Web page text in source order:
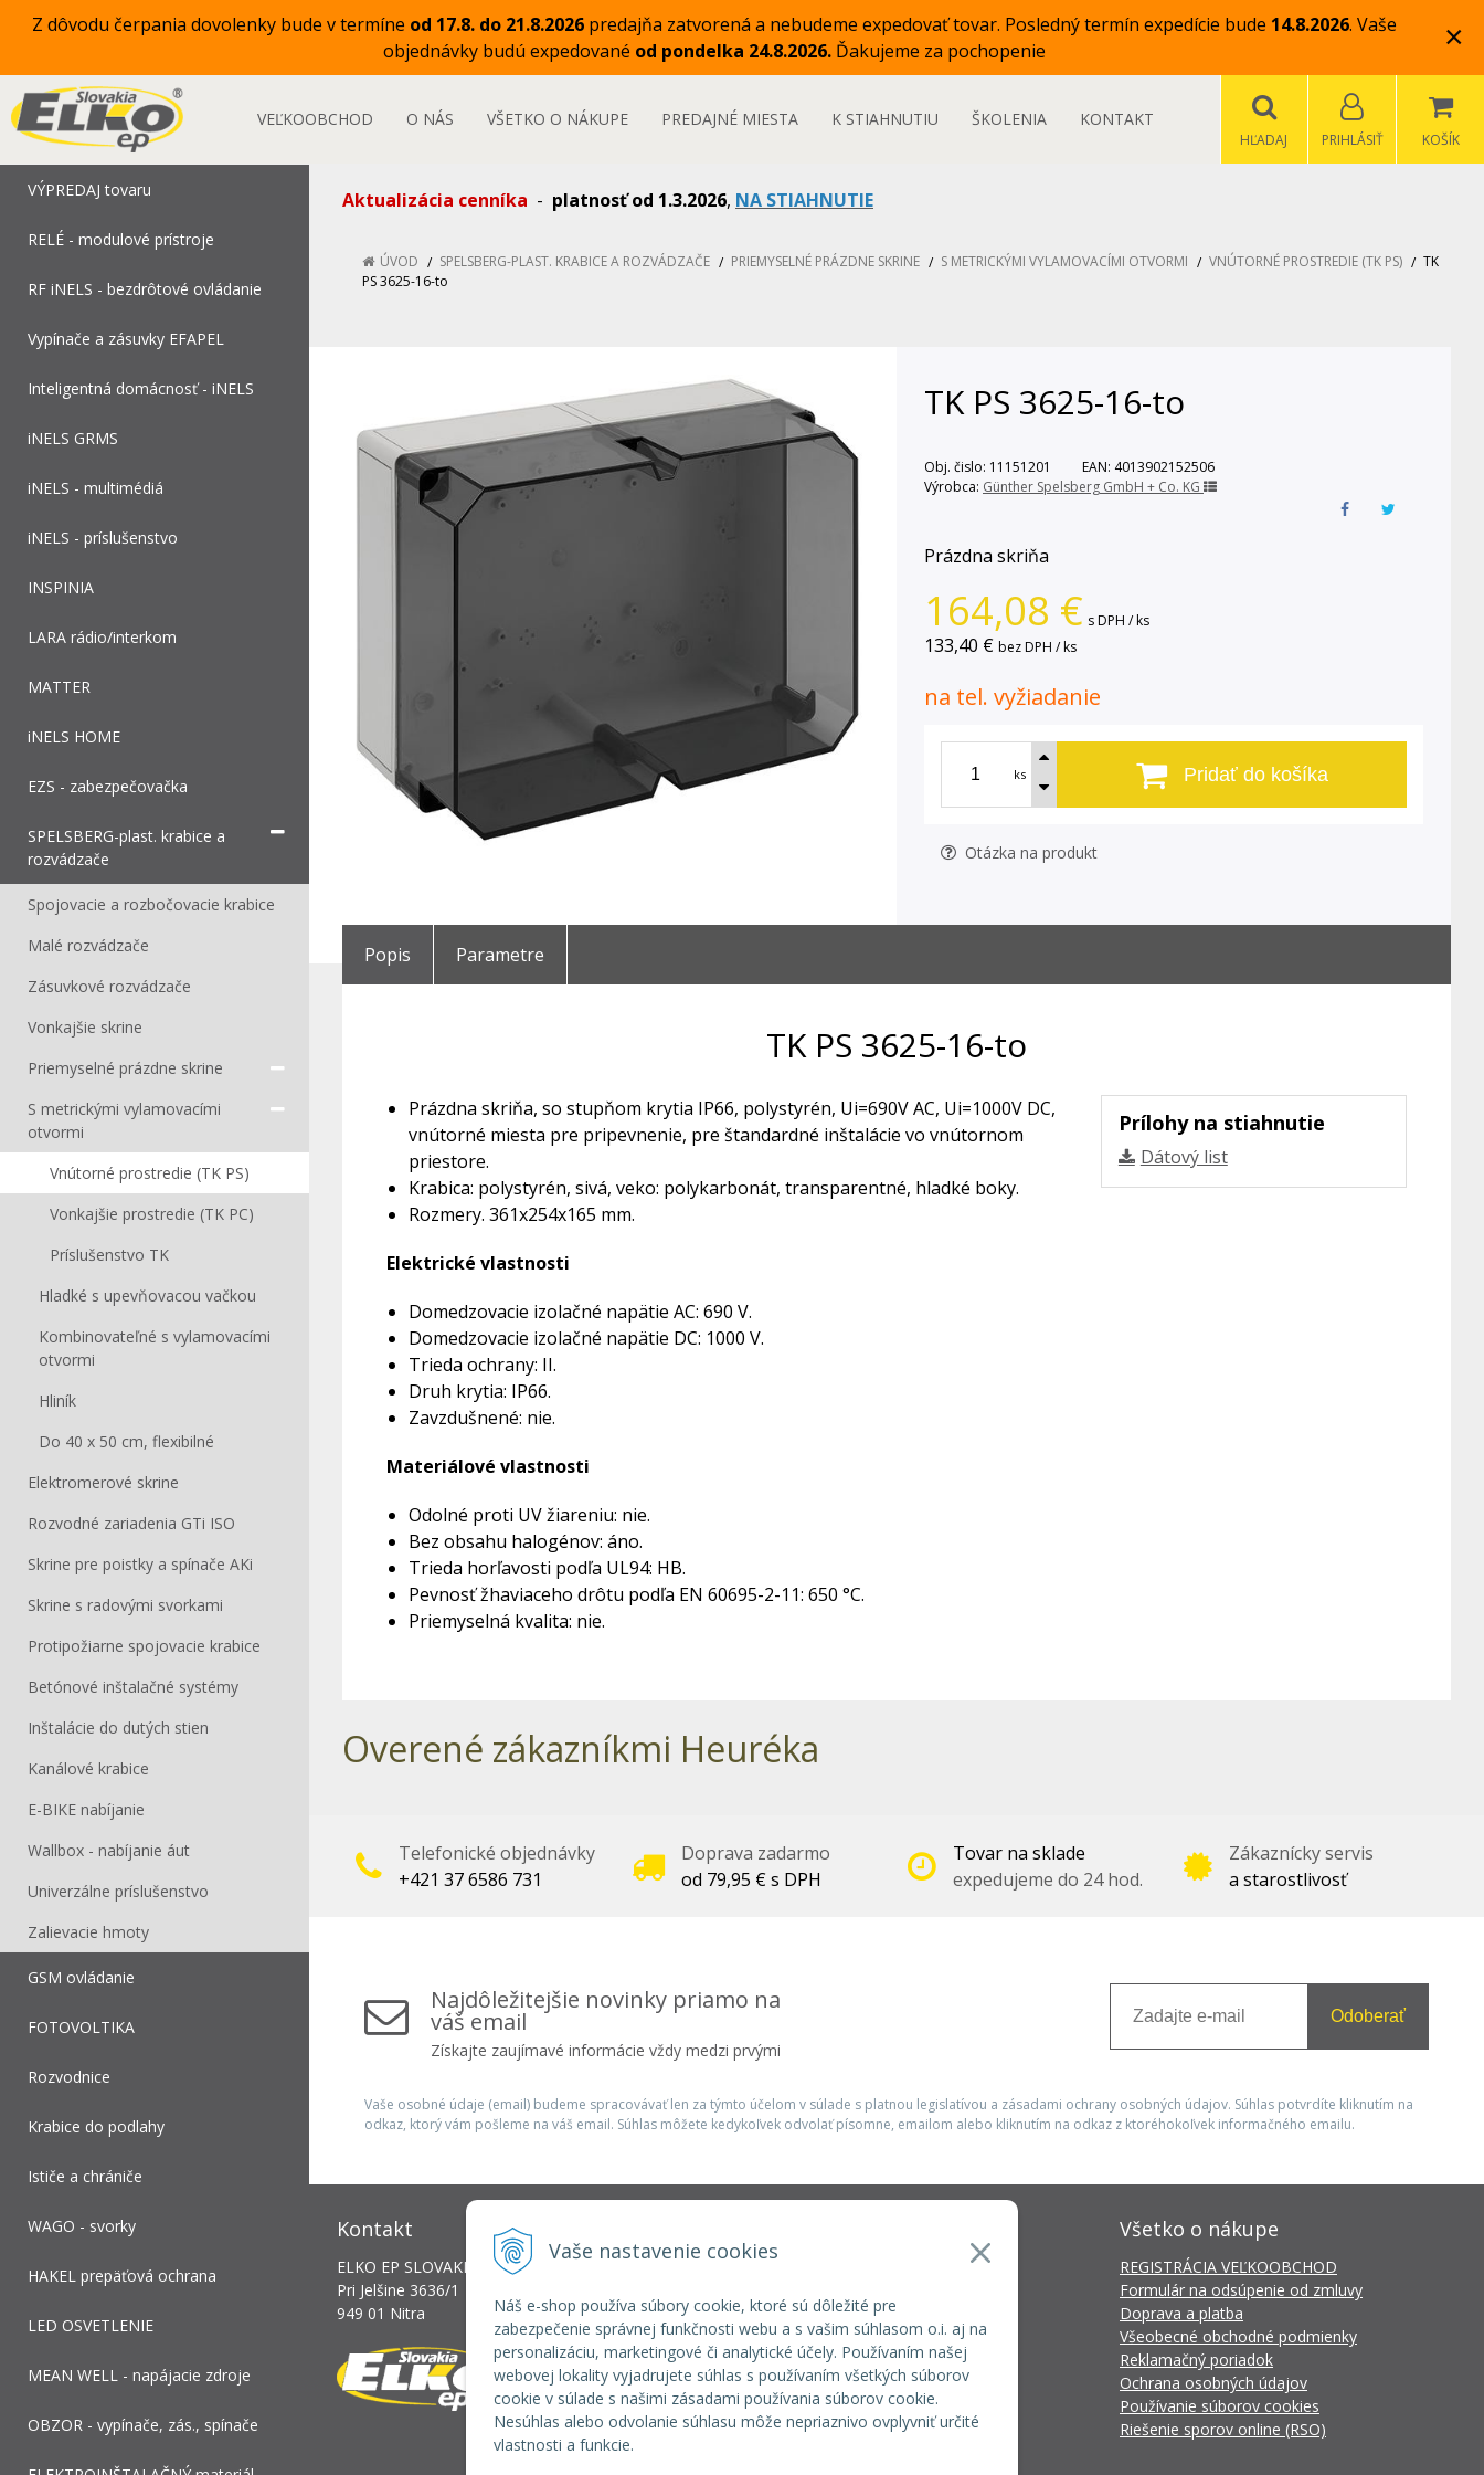
Vaše nastavenie cookies
Náš e-shop používa súbory cookie, ktoré sú dôležité pre
zabezpečenie správnej funkčnosti webu a s vašim súhlasom o.i. aj na
personalizáciu, marketingové či analytické účely. Používaním našej
webovej lokality vyjadrujete súhlas s používaním všetkých súborov
cookie v súlade s našimi zásadami používania súborov cookie.
Nesúhlas alebo odvolanie súhlasu môže nepriaznivo ovplyvniť určité
vlastnosti a funkcie.
Z dôvodu čerpania dovolenky bude v termíne od 17.8. do 21.8.2026 predajňa zatvorená a nebudeme expedovať tovar. Posledný termín expedície bude 14.8.2026. Vaše
objednávky budú expedované od pondelka 24.8.2026. Ďakujeme za pochopenie ×
VEĽKOOBCHOD O NÁS VŠETKO O NÁKUPE PREDAJNÉ MIESTA K STIAHNUTIU ŠKOLENIA KONTAKT
KOŠÍK
PRIHLÁSIŤ
HĽADAJ
VÝPREDAJ tovaru
RELÉ - modulové prístroje
RF iNELS - bezdrôtové ovládanie
Vypínače a zásuvky EFAPEL
Inteligentná domácnosť - iNELS
iNELS GRMS
iNELS - multimédiá
iNELS - príslušenstvo
INSPINIA
LARA rádio/interkom
MATTER
iNELS HOME
EZS - zabezpečovačka
SPELSBERG-plast. krabice a
rozvádzače
Spojovacie a rozbočovacie krabice
Malé rozvádzače
Zásuvkové rozvádzače
Vonkajšie skrine
Priemyselné prázdne skrine
S metrickými vylamovacími
otvormi
Vnútorné prostredie (TK PS)
Vonkajšie prostredie (TK PC)
Príslušenstvo TK
Hladké s upevňovacou vačkou
Kombinovateľné s vylamovacími
otvormi
Hliník
Do 40 x 50 cm, flexibilné
Elektromerové skrine
Rozvodné zariadenia GTi ISO
Skrine pre poistky a spínače AKi
Skrine s radovými svorkami
Protipožiarne spojovacie krabice
Betónové inštalačné systémy
Inštalácie do dutých stien
Kanálové krabice
E-BIKE nabíjanie
Wallbox - nabíjanie áut
Univerzálne príslušenstvo
Zalievacie hmoty
GSM ovládanie
FOTOVOLTIKA
Rozvodnice
Krabice do podlahy
Ističe a chrániče
WAGO - svorky
HAKEL prepäťová ochrana
LED OSVETLENIE
MEAN WELL - napájacie zdroje
OBZOR - vypínače, zás., spínače
Aktualizácia cenníka - platnosť od 1.3.2026, NA STIAHNUTIE
ÚVOD SPELSBERG-PLAST. KRABICE A ROZVÁDZAČE PRIEMYSELNÉ PRÁZDNE SKRINE S METRICKÝMI VYLAMOVACÍMI OTVORMI VNÚTORNÉ PROSTREDIE (TK PS)
TK
PS 3625-16-to
TK PS 3625-16-to
Obj. čislo: 11151201 EAN: 4013902152506
Výrobca: Günther Spelsberg GmbH + Co. KG
Prázdna skriňa
164,08 € s DPH / ks
133,40 € bez DPH / ks
na tel. vyžiadanie
ks Pridať do košíka
Otázka na produkt
Popis Parametre
TK PS 3625-16-to
Prílohy na stiahnutie
Dátový list
Prázdna skriňa, so stupňom krytia IP66, polystyrén, Ui=690V AC, Ui=1000V DC,
vnútorné miesta pre pripevnenie, pre štandardné inštalácie vo vnútornom
priestore.
Krabica: polystyrén, sivá, veko: polykarbonát, transparentné, hladké boky.
Rozmery. 361x254x165 mm.
Elektrické vlastnosti
Domedzovacie izolačné napätie AC: 690 V.
Domedzovacie izolačné napätie DC: 1000 V.
Trieda ochrany: II.
Druh krytia: IP66.
Zavzdušnené: nie.
Materiálové vlastnosti
Odolné proti UV žiareniu: nie.
Bez obsahu halogénov: áno.
Trieda horľavosti podľa UL94: HB.
Pevnosť žhaviaceho drôtu podľa EN 60695-2-11: 650 °C.
Priemyselná kvalita: nie.
Overené zákazníkmi Heuréka
Telefonické objednávky
+421 37 6586 731
Doprava zadarmo
od 79,95 € s DPH
Tovar na sklade
expedujeme do 24 hod.
Zákaznícky servis
a starostlivosť
Najdôležitejšie novinky priamo na
váš email
Získajte zaujímavé informácie vždy medzi prvými
Odoberať
Vaše osobné údaje (email) budeme spracovávať len za týmto účelom v súlade s platnou legislatívou a zásadami ochrany osobných údajov. Súhlas potvrdíte kliknutím na
odkaz, ktorý vám pošleme na váš email. Súhlas môžete kedykoľvek odvolať písomne, emailom alebo kliknutím na odkaz z ktoréhokoľvek informačného emailu.
Kontakt
ELKO EP SLOVAKIA, s.r.o.
Pri Jelšine 3636/1
949 01 Nitra
+421 37 6586 731
+421 907 982 328
Všetko o nákupe
REGISTRÁCIA VEĽKOOBCHOD
Formulár na odsúpenie od zmluvy
Doprava a platba
Všeobecné obchodné podmienky
Reklamačný poriadok
Ochrana osobných údajov
Používanie súborov cookies
Riešenie sporov online (RSO)